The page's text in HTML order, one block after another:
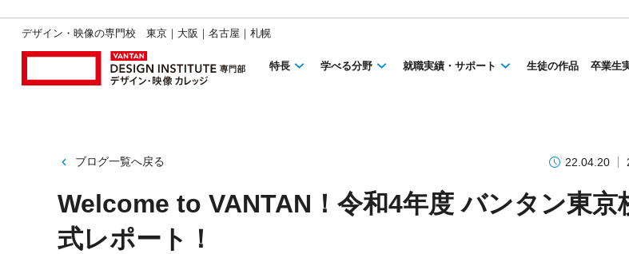
デザイン・映像の専門校 東京｜大阪｜名古屋｜札幌
特長 学べる分野 就職実績・サポート 生徒の作品 卒業生
ブログ一覧へ戻る 22.04.20
Welcome to VANTAN！令和4年度 バンタン東京
式レポート！